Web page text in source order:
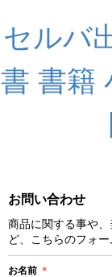
セルバ
書 書籍
お問い合わせ
商品に関する事や
ど、こちらのフォ
お名前 ＊